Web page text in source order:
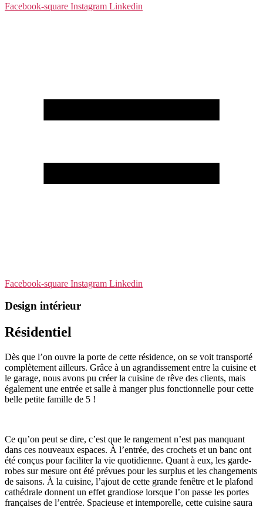
Facebook-square Instagram Linkedin
Facebook-square Instagram Linkedin
Design intérieur
Résidentiel
Dès que l’on ouvre la porte de cette résidence, on se voit transporté
complètement ailleurs. Grâce à un agrandissement entre la cuisine et
le garage, nous avons pu créer la cuisine de rêve des clients, mais
également une entrée et salle à manger plus fonctionnelle pour cette
belle petite famille de 5 !
Ce qu’on peut se dire, c’est que le rangement n’est pas manquant
dans ces nouveaux espaces. À l’entrée, des crochets et un banc ont
été conçus pour faciliter la vie quotidienne. Quant à eux, les garde-
robes sur mesure ont été prévues pour les surplus et les changements
de saisons. À la cuisine, l’ajout de cette grande fenêtre et le plafond
cathédrale donnent un effet grandiose lorsque l’on passe les portes
françaises de l’entrée. Spacieuse et intemporelle, cette cuisine saura